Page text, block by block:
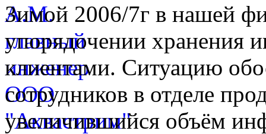
Зимой 2006/7г в нашей
упорядочении хранения
клиентами. Ситуацию
сотрудников в отделе
увеличившийся объём